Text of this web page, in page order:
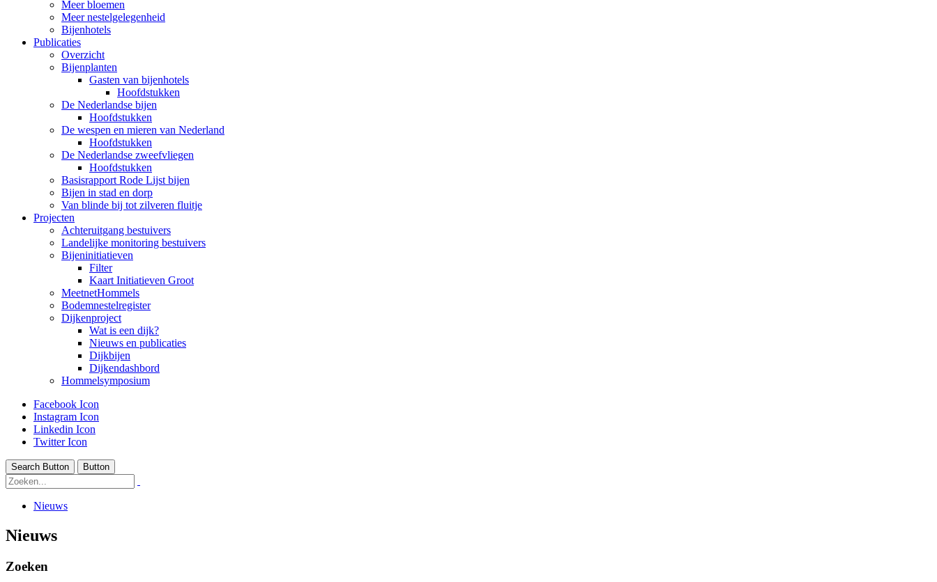
Meer bloemen
Meer nestelgelegenheid
Bijenhotels
Publicaties
Overzicht
Bijenplanten
Gasten van bijenhotels
Hoofdstukken
De Nederlandse bijen
Hoofdstukken
De wespen en mieren van Nederland
Hoofdstukken
De Nederlandse zweefvliegen
Hoofdstukken
Basisrapport Rode Lijst bijen
Bijen in stad en dorp
Van blinde bij tot zilveren fluitje
Projecten
Achteruitgang bestuivers
Landelijke monitoring bestuivers
Bijeninitiatieven
Filter
Kaart Initiatieven Groot
MeetnetHommels
Bodemnestelregister
Dijkenproject
Wat is een dijk?
Nieuws en publicaties
Dijkbijen
Dijkendashbord
Hommelsymposium
Facebook Icon
Instagram Icon
Linkedin Icon
Twitter Icon
Search Button Button
Nieuws
Nieuws
Zoeken